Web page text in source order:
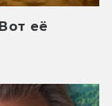
её